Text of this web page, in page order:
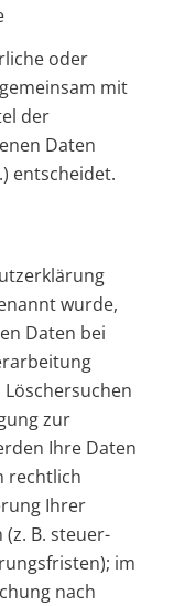
oder
mit
der
Daten
entscheidet.
wurde,
Daten bei
zur
Ihre Daten
rechtlich
Ihrer
B. steuer-
im
nach